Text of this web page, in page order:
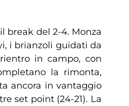
break del 2-4. Monza
i brianzoli guidati da
in campo, con
la rimonta,
ancora in vantaggio
set point (24-21). La